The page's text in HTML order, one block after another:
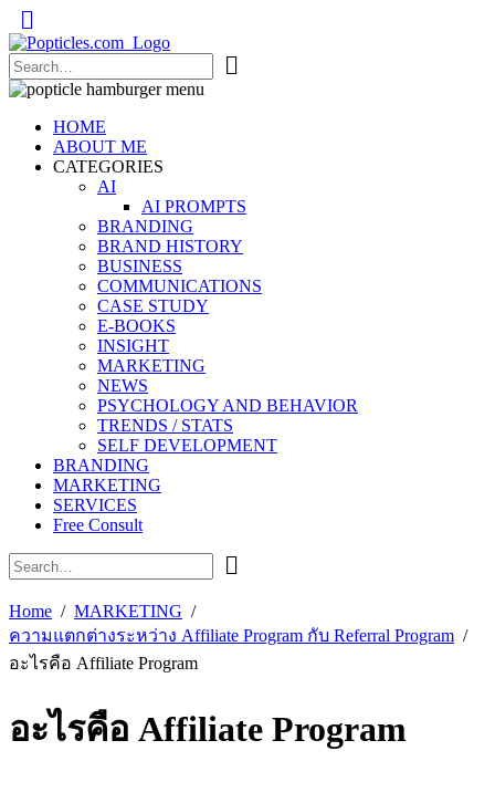
Popticles.com
HOME
ABOUT ME
CATEGORIES
AI
AI PROMPTS
BRANDING
BRAND HISTORY
BUSINESS
COMMUNICATIONS
CASE STUDY
E-BOOKS
INSIGHT
MARKETING
NEWS
PSYCHOLOGY AND BEHAVIOR
TRENDS / STATS
SELF DEVELOPMENT
BRANDING
MARKETING
SERVICES
Free Consult
Home
MARKETING
ความแตกต่างระหว่าง Affiliate Program กับ Referral Program
อะไรคือ Affiliate Program
อะไรคือ Affiliate Program